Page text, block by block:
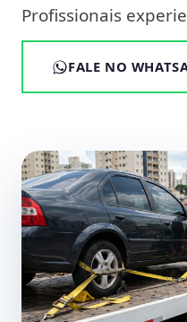
Profissionais
FALE NO